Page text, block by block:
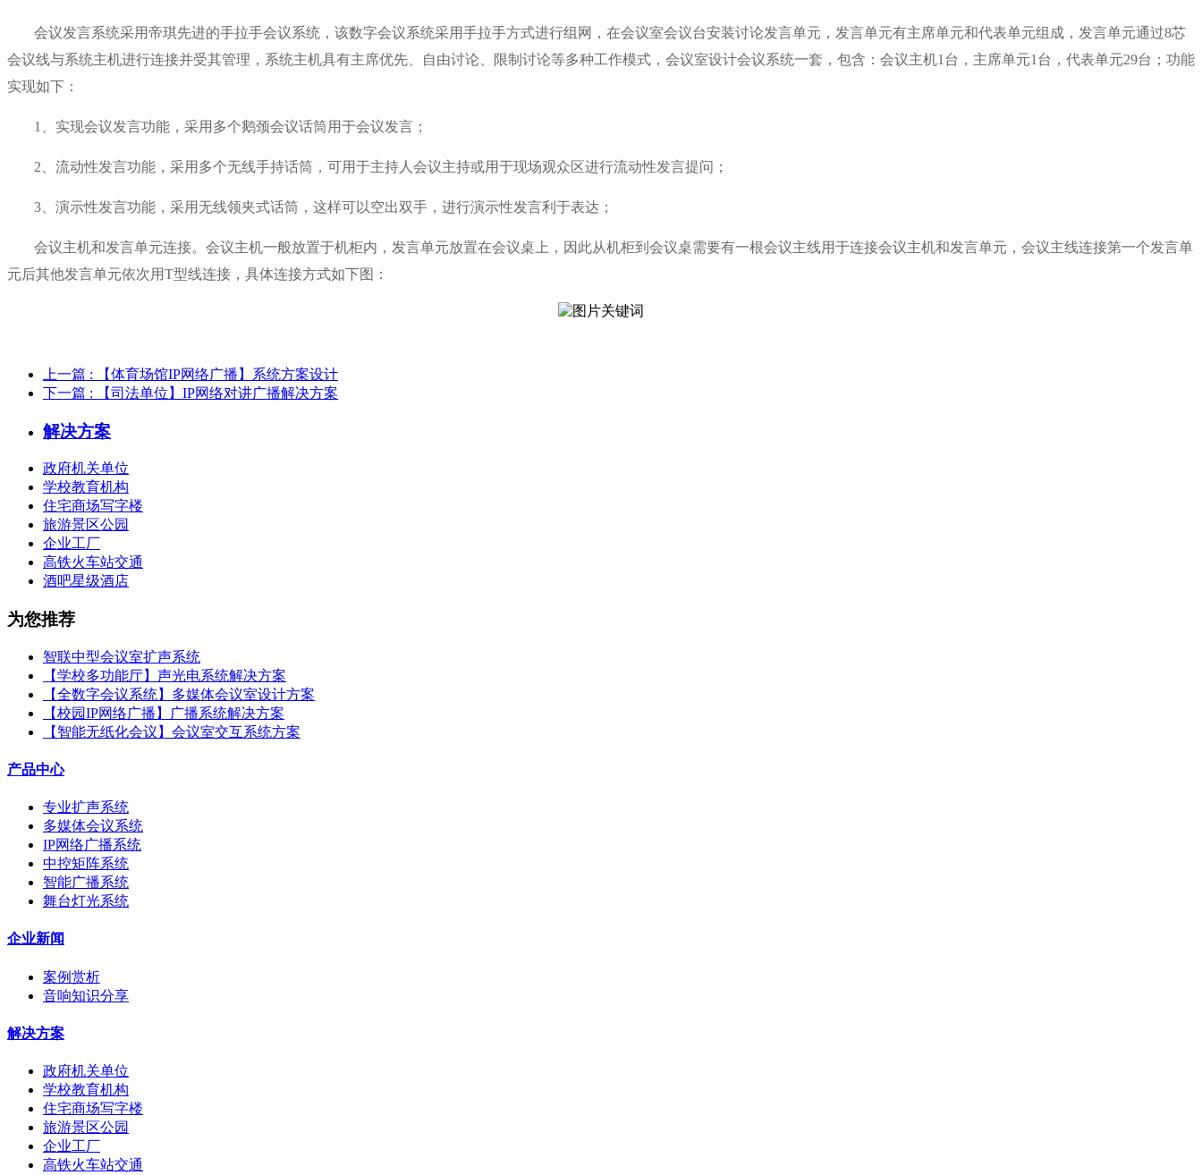
会议发言系统采用帝琪先进的手拉手会议系统，该数字会议系统采用手拉手方式进行组网，在会议室会议台安装讨论发言单元，发言单元有主席单元和代表单元组成，发言单元通过8芯
会议线与系统主机进行连接并受其管理，系统主机具有主席优先、自由讨论、限制讨论等多种工作模式， 会议室设计会议系统一套，包含：会议主机1台，主席单元1台，代表单元29台；功能
实现如下：
1、实现会议发言功能，采用多个鹅颈会议话筒用于会议发言；
2、流动性发言功能，采用多个无线手持话筒，可用于主持人会议主持或用于现场观众区进行流动性发言提问；
3、演示性发言功能，采用无线领夹式话筒，这样可以空出双手，进行演示性发言利于表达；
会议主机和发言单元连接。会议主机一般放置于机柜内，发言单元放置在会议桌上，因此从机柜到会议桌需要有一根会议主线用于连接会议主机和发言单元，会议主线连接第一个发言单
元后其他发言单元依次用T型线连接，具体连接方式如下图：
上一篇 : 【体育场馆IP网络广播】系统方案设计
下一篇 : 【司法单位】IP网络对讲广播解决方案
解决方案
政府机关单位
学校教育机构
住宅商场写字楼
旅游景区公园
企业工厂
高铁火车站交通
酒吧星级酒店
为您推荐
智联中型会议室扩声系统
【学校多功能厅】声光电系统解决方案
【全数字会议系统】多媒体会议室设计方案
【校园IP网络广播】广播系统解决方案
【智能无纸化会议】会议室交互系统方案
产品中心
专业扩声系统
多媒体会议系统
IP网络广播系统
中控矩阵系统
智能广播系统
舞台灯光系统
企业新闻
案例赏析
音响知识分享
解决方案
政府机关单位
学校教育机构
住宅商场写字楼
旅游景区公园
企业工厂
高铁火车站交通